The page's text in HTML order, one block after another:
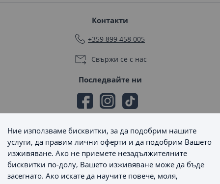
Контакти
+359 899 458 005
Свържи се с нас
Последвайте ни
Начини на плащане
Ние използваме бисквитки, за да подобрим нашите
услуги, да правим лични оферти и да подобрим Вашето
изживяване. Ако не приемете незадължителните
бисквитки по-долу, Вашето изживяване може да бъде
засегнато. Ако искате да научите повече, моля,